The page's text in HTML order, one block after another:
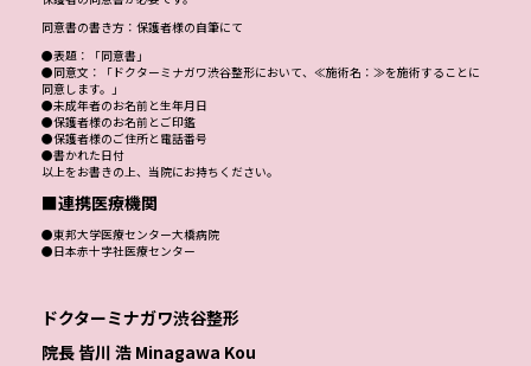
同意書の書き方：保護者様の自筆にて
●表題：「同意書」
●同意文：「ドクターミナガワ渋谷整形において、≪施術名：≫を施術することに
同意します。」
●未成年者のお名前と生年月日
●保護者様のお名前とご印鑑
●保護者様のご住所と電話番号
●書かれた日付
以上をお書きの上、当院にお持ちください。
■連携医療機関
●東邦大学医療センター大橋病院
●日本赤十字社医療センター
ドクターミナガワ渋谷整形
院長 皆川 浩 Minagawa Kou